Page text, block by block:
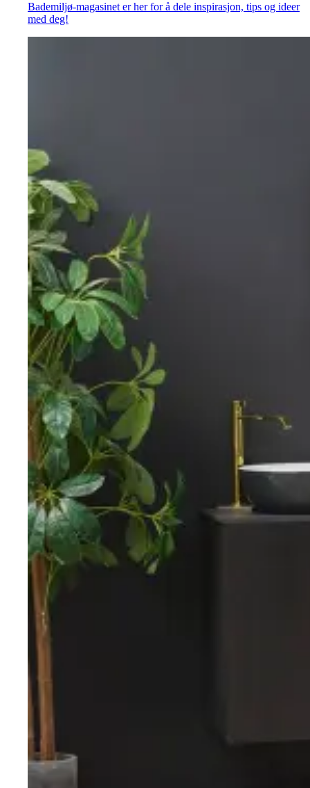
Bademiljø-magasinet er her for å dele inspirasjon, tips og ideer
med deg!